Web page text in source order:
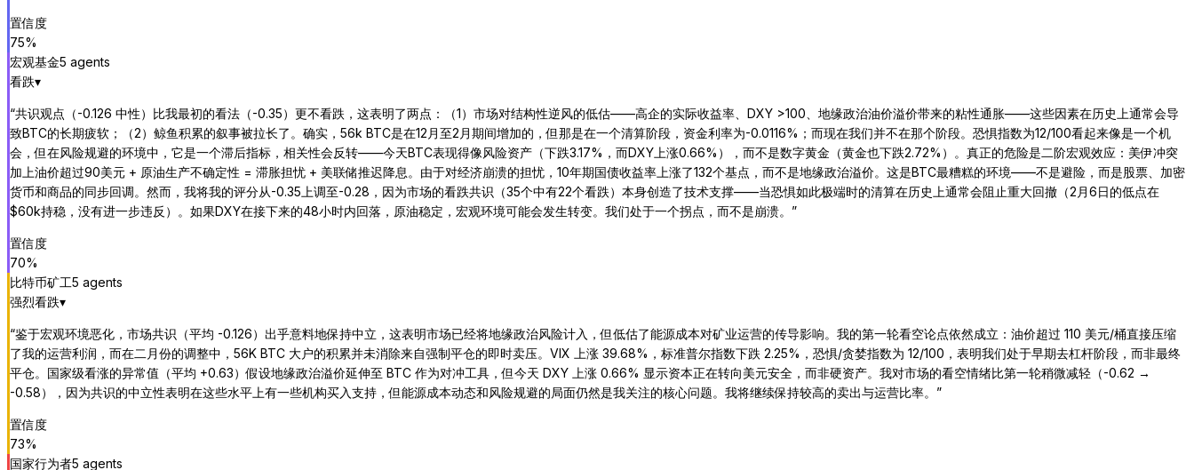
置信度
75%
宏观基金5 agents
看跌▾
“共识观点（-0.126 中性）比我最初的看法（-0.35）更不看跌，这表明了两点：（1）市场对结构性逆风的低估——高企的实际收益率、DXY >100、地缘政治油价溢价带来的粘性通胀——这些因素在历史上通常会导
致BTC的长期疲软；（2）鲸鱼积累的叙事被拉长了。确实，56k BTC是在12月至2月期间增加的，但那是在一个清算阶段，资金利率为-0.0116%；而现在我们并不在那个阶段。恐惧指数为12/100看起来像是一个机
会，但在风险规避的环境中，它是一个滞后指标，相关性会反转——今天BTC表现得像风险资产（下跌3.17%，而DXY上涨0.66%），而不是数字黄金（黄金也下跌2.72%）。真正的危险是二阶宏观效应：美伊冲突
加上油价超过90美元 + 原油生产不确定性 = 滞胀担忧 + 美联储推迟降息。由于对经济崩溃的担忧，10年期国债收益率上涨了132个基点，而不是地缘政治溢价。这是BTC最糟糕的环境——不是避险，而是股票、加密
货币和商品的同步回调。然而，我将我的评分从-0.35上调至-0.28，因为市场的看跌共识（35个中有22个看跌）本身创造了技术支撑——当恐惧如此极端时的清算在历史上通常会阻止重大回撤（2月6日的低点在
$60k持稳，没有进一步违反）。如果DXY在接下来的48小时内回落，原油稳定，宏观环境可能会发生转变。我们处于一个拐点，而不是崩溃。 ”
置信度
70%
比特币矿工5 agents
强烈看跌▾
“鉴于宏观环境恶化，市场共识（平均 -0.126）出乎意料地保持中立，这表明市场已经将地缘政治风险计入，但低估了能源成本对矿业运营的传导影响。我的第一轮看空论点依然成立：油价超过 110 美元/桶直接压缩
了我的运营利润，而在二月份的调整中，56K BTC 大户的积累并未消除来自强制平仓的即时卖压。VIX 上涨 39.68%，标准普尔指数下跌 2.25%，恐惧/贪婪指数为 12/100，表明我们处于早期去杠杆阶段，而非最终
平仓。国家级看涨的异常值（平均 +0.63）假设地缘政治溢价延伸至 BTC 作为对冲工具，但今天 DXY 上涨 0.66% 显示资本正在转向美元安全，而非硬资产。我对市场的看空情绪比第一轮稍微减轻（-0.62 →
-0.58），因为共识的中立性表明在这些水平上有一些机构买入支持，但能源成本动态和风险规避的局面仍然是我关注的核心问题。我将继续保持较高的卖出与运营比率。 ”
置信度
73%
国家行为者5 agents